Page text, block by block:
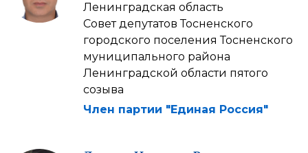
Ленинградская область
Совет депутатов Тосненского
городского поселения Тосненского
муниципального района
Ленинградской области пятого
созыва
Член партии "Единая Россия"